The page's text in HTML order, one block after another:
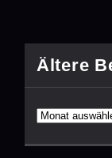
Ältere